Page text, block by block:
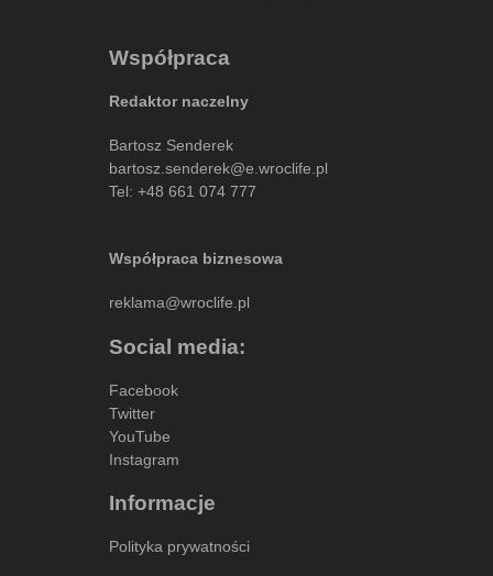
Współpraca
Redaktor naczelny
Bartosz Senderek
bartosz.senderek@e.wroclife.pl
Tel: +48 661 074 777
Współpraca biznesowa
reklama@wroclife.pl
Social media:
Facebook
Twitter
YouTube
Instagram
Informacje
Polityka prywatności